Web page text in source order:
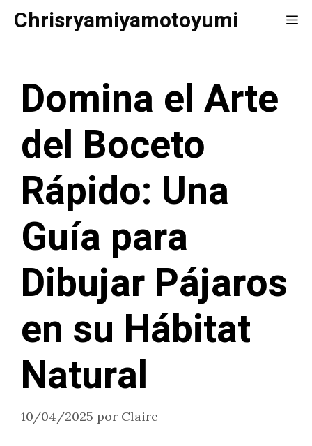
SaltarChrisryamiyamotoyumi
Domina el Arte
del Boceto
Rápido: Una
Guía para
Dibujar Pájaros
en su Hábitat
Natural
10/04/2025 por Claire